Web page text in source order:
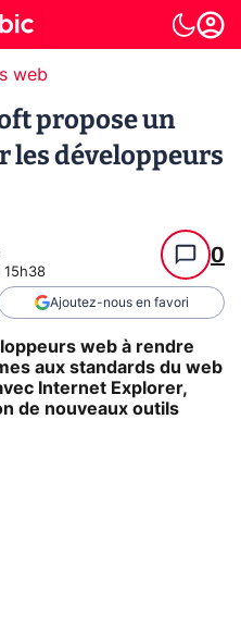
web
propose un
les développeurs
15h38
0
Ajoutez-nous en favori
web à rendre
aux standards du web
Internet Explorer,
de nouveaux outils